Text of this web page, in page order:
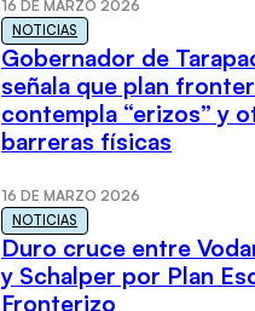
16 DE MARZO 2026
NOTICIAS
Gobernador de
señala que plan
contempla “erizos” y
barreras físicas
16 DE MARZO 2026
NOTICIAS
Duro cruce entre
y Schalper por Plan
Fronterizo